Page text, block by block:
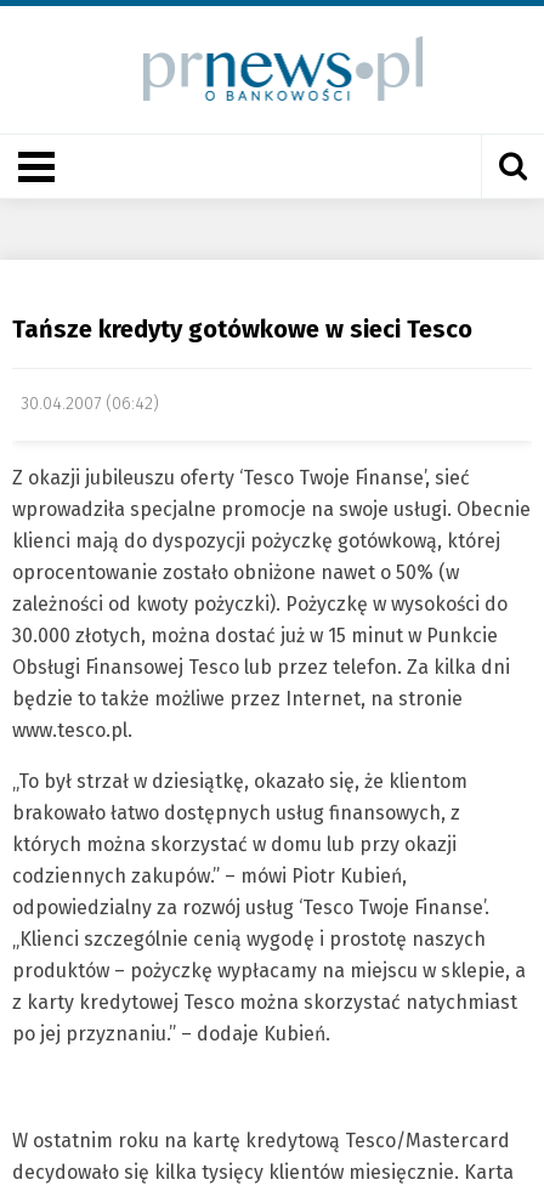
Tańsze kredyty gotówkowe w sieci Tesco
30.04.2007 (06:42)
Z okazji jubileuszu oferty ‘Tesco Twoje Finanse’, sieć
wprowadziła specjalne promocje na swoje usługi. Obecnie
klienci mają do dyspozycji pożyczkę gotówkową, której
oprocentowanie zostało obniżone nawet o 50% (w
zależności od kwoty pożyczki). Pożyczkę w wysokości do
30.000 złotych, można dostać już w 15 minut w Punkcie
Obsługi Finansowej Tesco lub przez telefon. Za kilka dni
będzie to także możliwe przez Internet, na stronie
www.tesco.pl.
„To był strzał w dziesiątkę, okazało się, że klientom
brakowało łatwo dostępnych usług finansowych, z
których można skorzystać w domu lub przy okazji
codziennych zakupów.” – mówi Piotr Kubień,
odpowiedzialny za rozwój usług ‘Tesco Twoje Finanse’.
„Klienci szczególnie cenią wygodę i prostotę naszych
produktów – pożyczkę wypłacamy na miejscu w sklepie, a
z karty kredytowej Tesco można skorzystać natychmiast
po jej przyznaniu.” – dodaje Kubień.
W ostatnim roku na kartę kredytową Tesco/Mastercard
decydowało się kilka tysięcy klientów miesięcznie. Karta